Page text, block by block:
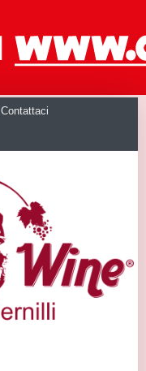
Contattaci